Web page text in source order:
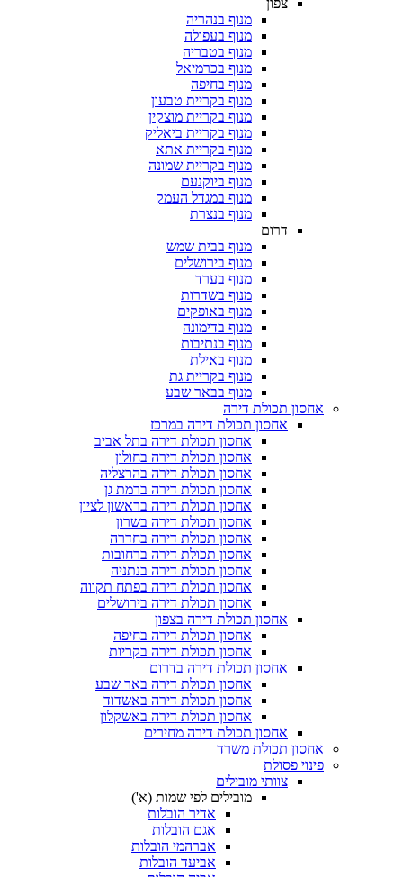
צפון
מנוף בנהריה
מנוף בעפולה
מנוף בטבריה
מנוף בכרמיאל
מנוף בחיפה
מנוף בקריית טבעון
מנוף בקריית מוצקין
מנוף בקריית ביאליק
מנוף בקריית אתא
מנוף בקריית שמונה
מנוף ביוקנעם
מנוף במגדל העמק
מנוף בנצרת
דרום
מנוף בבית שמש
מנוף בירושלים
מנוף בערד
מנוף בשדרות
מנוף באופקים
מנוף בדימונה
מנוף בנתיבות
מנוף באילת
מנוף בקריית גת
מנוף בבאר שבע
אחסון תכולת דירה
אחסון תכולת דירה במרכז
אחסון תכולת דירה בתל אביב
אחסון תכולת דירה בחולון
אחסון תכולת דירה בהרצליה
אחסון תכולת דירה ברמת גן
אחסון תכולת דירה בראשון לציון
אחסון תכולת דירה בשרון
אחסון תכולת דירה בחדרה
אחסון תכולת דירה ברחובות
אחסון תכולת דירה בנתניה
אחסון תכולת דירה בפתח תקווה
אחסון תכולת דירה בירושלים
אחסון תכולת דירה בצפון
אחסון תכולת דירה בחיפה
אחסון תכולת דירה בקריות
אחסון תכולת דירה בדרום
אחסון תכולת דירה באר שבע
אחסון תכולת דירה באשדוד
אחסון תכולת דירה באשקלון
אחסון תכולת דירה מחירים
אחסון תכולת משרד
פינוי פסולת
צוותי מובילים
מובילים לפי שמות (א')
אדיר הובלות
אגם הובלות
אברהמי הובלות
אביעד הובלות